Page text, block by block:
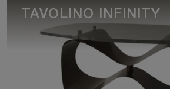
TAVOLINO INFINITY